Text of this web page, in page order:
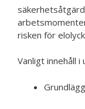
risken för
Vanligt innehåll i